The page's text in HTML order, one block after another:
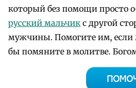
который без помощи просто
русский мальчик с другой
мужчины. Помогите им, если
бы помяните в молитве.